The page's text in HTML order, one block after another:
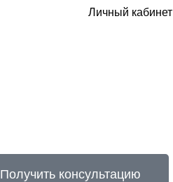
Личный кабинет
Получить консультацию